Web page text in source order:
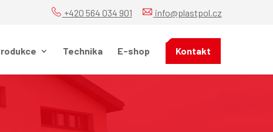
+420 564 034 901 info@plastpol.cz
Technika E-shop Kontakt